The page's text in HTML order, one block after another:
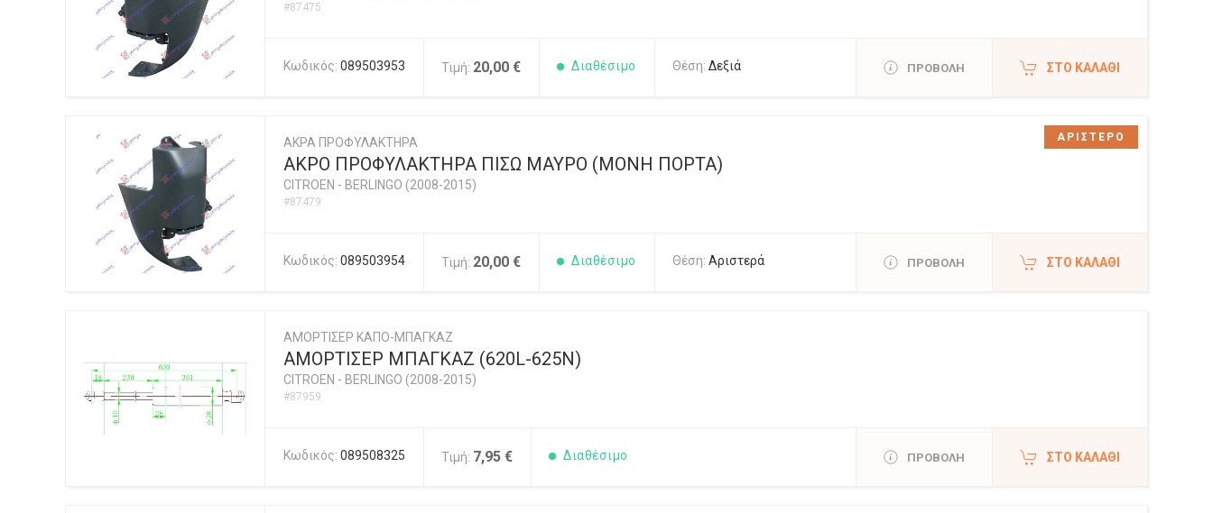
#87475
Κωδικός: 089503953 Τιμή: 20,00 € Διαθέσιμο Θέση: Δεξιά ΠΡΟΒΟΛΗ ΣΤΟ ΚΑΛΆΘΙ
ΑΚΡΑ ΠΡΟΦΥΛΑΚΤΗΡΑ
ΑΚΡΟ ΠΡΟΦΥΛΑΚΤΗΡΑ ΠΙΣΩ ΜΑΥΡΟ (ΜΟΝΗ ΠΟΡΤΑ)
CITROEN - BERLINGO (2008-2015)
#87479
Κωδικός: 089503954 Τιμή: 20,00 € Διαθέσιμο Θέση: Αριστερά ΠΡΟΒΟΛΗ ΣΤΟ ΚΑΛΆΘΙ
ΑΡΙΣΤΕΡΟ
ΑΜΟΡΤΙΣΕΡ ΚΑΠΟ-ΜΠΑΓΚΑΖ
ΑΜΟΡΤΙΣΕΡ ΜΠΑΓΚΑΖ (620L-625N)
CITROEN - BERLINGO (2008-2015)
#87959
Κωδικός: 089508325 Τιμή: 7,95 € Διαθέσιμο ΠΡΟΒΟΛΗ ΣΤΟ ΚΑΛΆΘΙ